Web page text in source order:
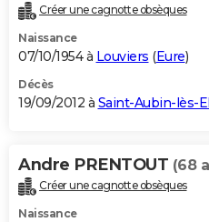
Créer une cagnotte obsèques
Naissance
07/10/1954 à Louviers (Eure)
Décès
19/09/2012 à Saint-Aubin-lès-
Andre PRENTOUT (68
Créer une cagnotte obsèques
Naissance